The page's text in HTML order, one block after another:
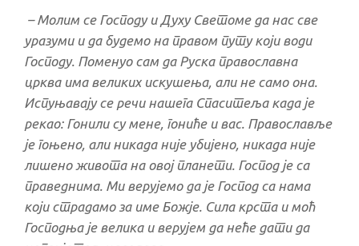
– Молим се Господу и Духу Светоме да нас све
уразуми и да будемо на правом путу који води
Господу. Поменуо сам да Руска православна
црква има великих искушења, али не само она.
Испуњавају се речи нашега Спаситеља када је
рекао: Гонили су мене, гониће и вас. Православље
је гоњено, али никада није убијено, никада није
лишено живота на овој планети. Господ је са
праведнима. Ми верујемо да је Господ са нама
који страдамо за име Божје. Сила крста и моћ
Господња је велика и верујем да неће дати да